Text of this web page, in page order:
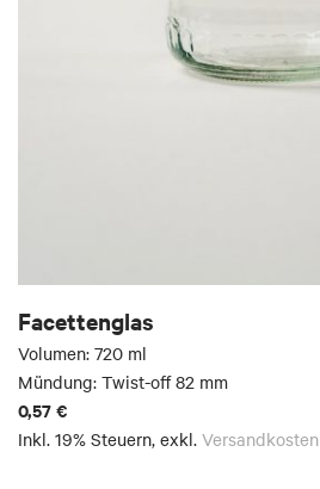
Facettenglas
Volumen: 720 ml
Mündung: Twist-off 82 mm
0,57 €
Inkl. 19% Steuern, exkl. Versandkosten